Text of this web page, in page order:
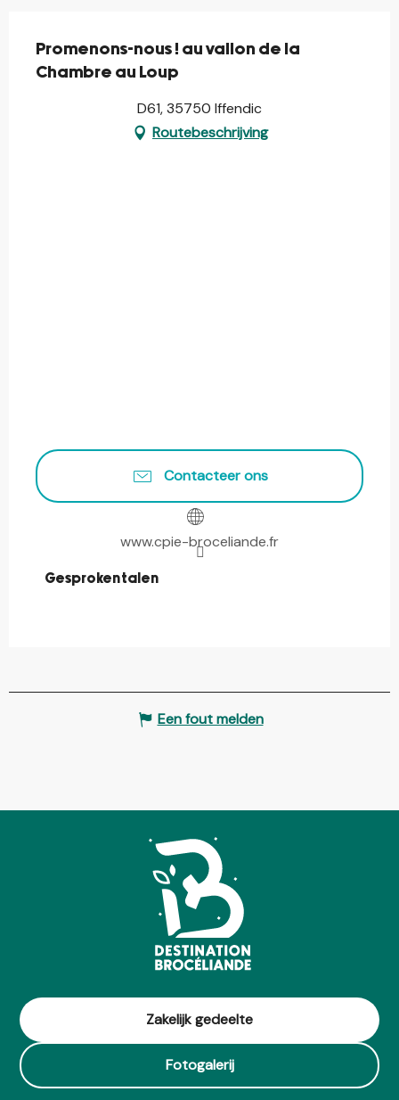
Promenons-nous ! au vallon de la
Chambre au Loup
D61, 35750 Iffendic
Routebeschrijving
Contacteer ons
www.cpie-broceliande.fr
Gesproken talen
Gesproken talen
Een fout melden
Zakelijk gedeelte
Fotogalerij